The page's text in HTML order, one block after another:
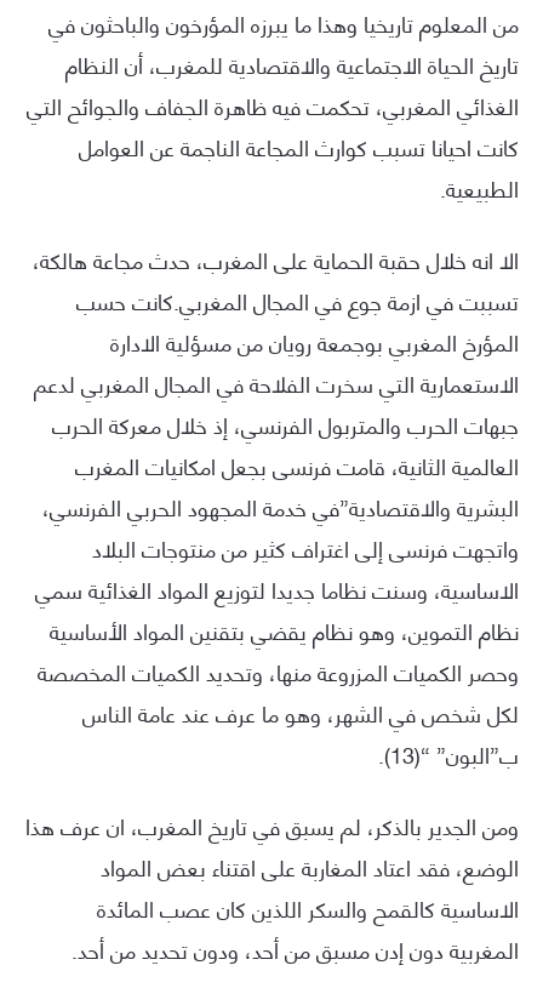
من المعلوم تاريخيا وهذا ما يبرزه المؤرخون والباحثون في
تاريخ الحياة الاجتماعية والاقتصادية للمغرب، أن النظام
الغذائي المغربي، تحكمت فيه ظاهرة الجفاف والجوائح التي
كانت احيانا تسبب كوارث المجاعة الناجمة عن العوامل
الطبيعية.
الا انه خلال حقبة الحماية على المغرب، حدث مجاعة هالكة،
تسببت في ازمة جوع في المجال المغربي.كانت حسب
المؤرخ المغربي بوجمعة رويان من مسؤلية الادارة
الاستعمارية التي سخرت الفلاحة في المجال المغربي لدعم
جبهات الحرب والمتربول الفرنسي، إذ خلال معركة الحرب
العالمية الثانية، قامت فرنسى بجعل امكانيات المغرب
البشرية والاقتصادية”في خدمة المجهود الحربي الفرنسي،
واتجهت فرنسى إلى اغتراف كثير من منتوجات البلاد
الاساسية، وسنت نظاما جديدا لتوزيع المواد الغذائية سمي
نظام التموين، وهو نظام يقضي بتقنين المواد الأساسية
وحصر الكميات المزروعة منها، وتحديد الكميات المخصصة
لكل شخص في الشهر، وهو ما عرف عند عامة الناس
ب”البون” “(13).
ومن الجدير بالذكر، لم يسبق في تاريخ المغرب، ان عرف هذا
الوضع، فقد اعتاد المغاربة على اقتناء بعض المواد
الاساسية كالقمح والسكر اللذين كان عصب المائدة
المغربية دون إدن مسبق من أحد، ودون تحديد من أحد.